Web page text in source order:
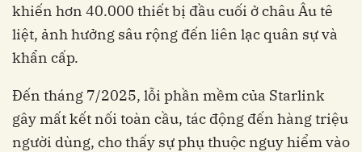
khiến hơn 40.000 thiết bị đầu cuối ở châu Âu tê
liệt, ảnh hưởng sâu rộng đến liên lạc quân sự và
khẩn cấp.
Đến tháng 7/2025, lỗi phần mềm của Starlink
gây mất kết nối toàn cầu, tác động đến hàng triệu
người dùng, cho thấy sự phụ thuộc nguy hiểm vào